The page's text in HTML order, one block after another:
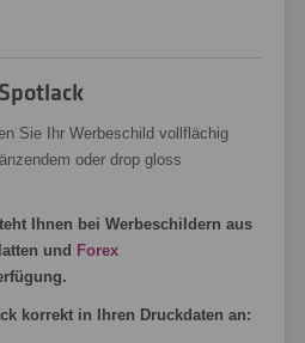
Sie Ihr Werbeschild vollflächig
oder drop gloss
Ihnen bei Werbeschildern aus
und Forex
korrekt in Ihren Druckdaten an: